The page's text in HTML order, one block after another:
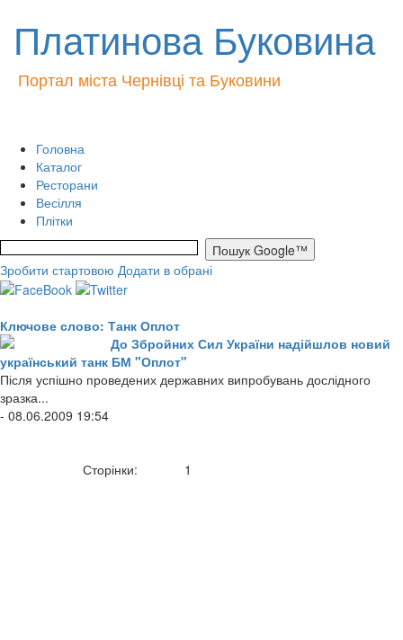
Платинова Буковина
Портал міста Чернівці та Буковини
Головна
Каталог
Ресторани
Весілля
Плітки
Зробити стартовою Додати в обрані
Ключове слово: Танк Оплот
До Збройних Сил України надійшлов новий
український танк БМ "Оплот"
Після успішно проведених державних випробувань дослідного
зразка...
- 08.06.2009 19:54
Сторінки: 1